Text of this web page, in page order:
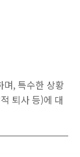
, 특수한 상황
퇴사 등)에 대